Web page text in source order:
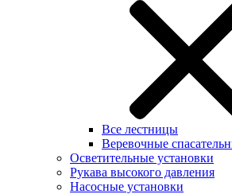
Все лестницы
Веревочные
Осветительные установки
Рукава высокого давления
Насосные установки